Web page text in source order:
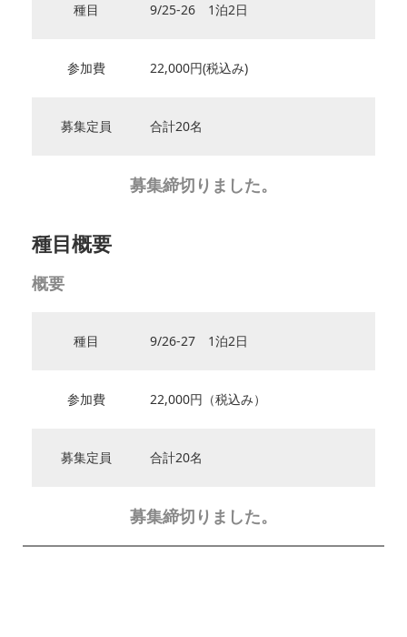
種目 9/25-26 1泊2日
参加費 22,000円(税込み)
募集定員 合計20名
募集締切りました。
種目概要
概要
種目 9/26-27 1泊2日
参加費 22,000円（税込み）
募集定員 合計20名
募集締切りました。